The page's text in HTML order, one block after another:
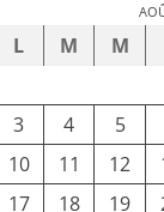
L M M
3
4 5
10
11 12
17
18 19